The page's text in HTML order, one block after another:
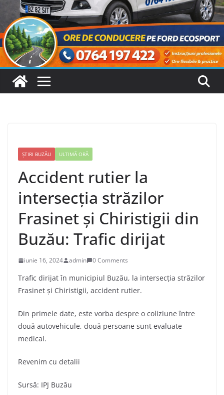
ȘTIRI BUZĂU ULTIMĂ ORĂ
Accident rutier la
intersecția străzilor
Frasinet și Chiristigii din
Buzău: Trafic dirijat
iunie 16, 2024 admin 0 Comments
Trafic dirijat în municipiul Buzău, la intersecția străzilor
Frasinet și Chiristigii, accident rutier.
Din primele date, este vorba despre o coliziune între
două autovehicule, două persoane sunt evaluate
medical.
Revenim cu detalii
Sursă: IPJ Buzău